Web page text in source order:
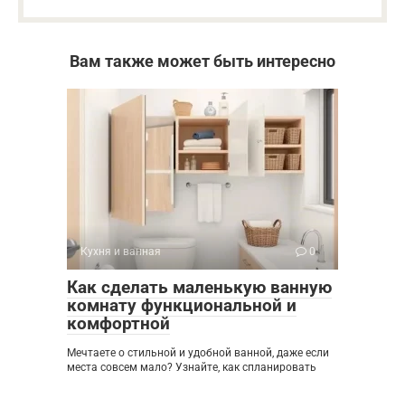
Вам также может быть интересно
Кухня и ванная 0
Как сделать маленькую ванную
комнату функциональной и
комфортной
Мечтаете о стильной и удобной ванной, даже если
места совсем мало? Узнайте, как спланировать